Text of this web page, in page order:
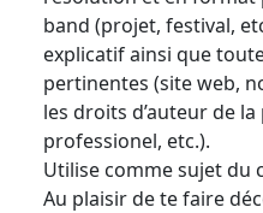
band (projet, festival,
explicatif ainsi que
pertinentes (site web,
les droits d’auteur de
professionel, etc.).
Utilise comme sujet du
Au plaisir de te faire